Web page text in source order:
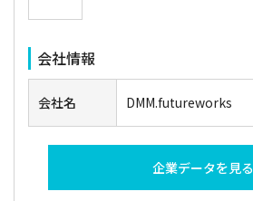
会社情報
会社名 DMM.futureworks
企業データを見る